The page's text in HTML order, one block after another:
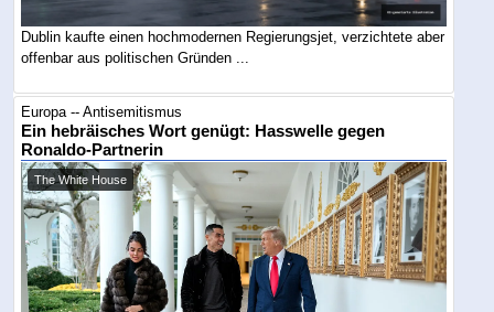
Dublin kaufte einen hochmodernen Regierungsjet, verzichtete aber
offenbar aus politischen Gründen ...
Europa -- Antisemitismus
Ein hebräisches Wort genügt: Hasswelle gegen
Ronaldo-Partnerin
The White House